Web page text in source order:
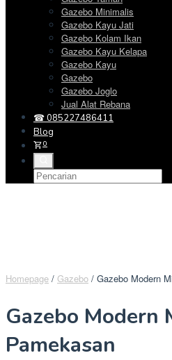
Gazebo Minimalis
Gazebo Kayu Jati
Gazebo Kolam Ikan
Gazebo Kayu Kelapa
Gazebo Kayu
Gazebo
Gazebo Joglo
Jual Alat Rebana
☎ 085227486411
Blog
0
Homepage / Gazebo / Gazebo Modern
Gazebo Modern
Pamekasan